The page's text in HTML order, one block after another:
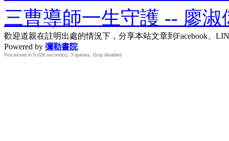
三曹導師一生守護 -- 廖
歡迎道親在註明出處的情況下，分享本站文章到Facebook、
Powered by 彌勒書院
Processed in 0.028 second(s), 3 queries, Gzip disabled